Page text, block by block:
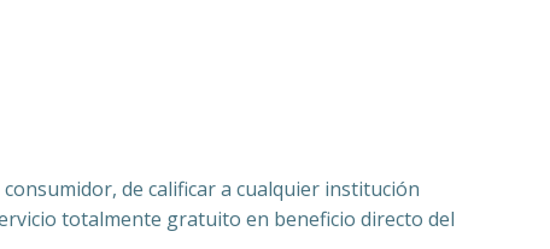
de calificar a cualquier institución
totalmente gratuito en beneficio directo del